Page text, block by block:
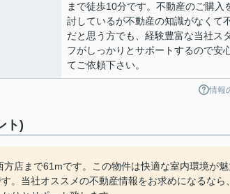
まで徒歩10分です。不動産のご購入
討しているが不動産の知識がなくて
だと思う方でも、経験豊富な当社ス
フがしっかりとサポートするので安
てご依頼下さい。
情報
ト)
店まで61mです。この物件は快適な室内環境が
。当社オススメの不動産情報をお求めになるなら